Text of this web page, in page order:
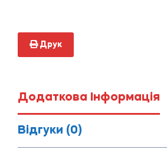
Друк
Додаткова Інформація
Відгуки (0)